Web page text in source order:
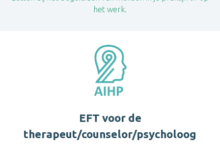
het werk.
EFT voor de
therapeut/counselor/psycholoog